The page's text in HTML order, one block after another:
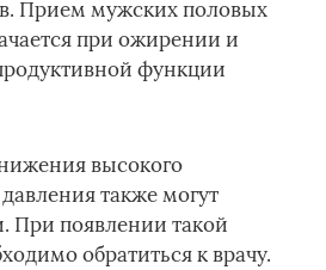
Прием мужских половых
при ожирении и
функции
высокого
также могут
При появлении такой
обратиться к врачу.